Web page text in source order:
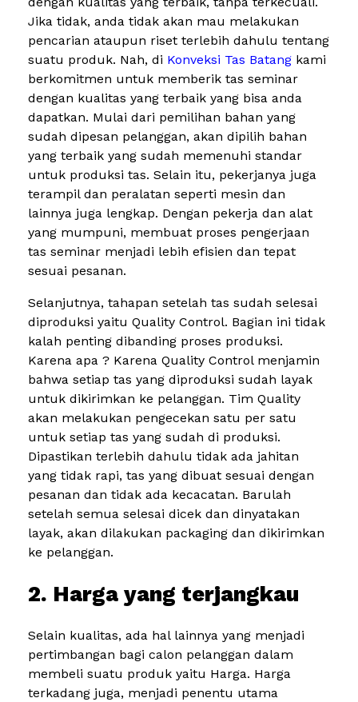
Jika tidak, anda tidak akan mau melakukan
pencarian ataupun riset terlebih dahulu tentang
suatu produk. Nah, di Konveksi Tas Batang kami
berkomitmen untuk memberik tas seminar
dengan kualitas yang terbaik yang bisa anda
dapatkan. Mulai dari pemilihan bahan yang
sudah dipesan pelanggan, akan dipilih bahan
yang terbaik yang sudah memenuhi standar
untuk produksi tas. Selain itu, pekerjanya juga
terampil dan peralatan seperti mesin dan
lainnya juga lengkap. Dengan pekerja dan alat
yang mumpuni, membuat proses pengerjaan
tas seminar menjadi lebih efisien dan tepat
sesuai pesanan.
Selanjutnya, tahapan setelah tas sudah selesai
diproduksi yaitu Quality Control. Bagian ini tidak
kalah penting dibanding proses produksi.
Karena apa ? Karena Quality Control menjamin
bahwa setiap tas yang diproduksi sudah layak
untuk dikirimkan ke pelanggan. Tim Quality
akan melakukan pengecekan satu per satu
untuk setiap tas yang sudah di produksi.
Dipastikan terlebih dahulu tidak ada jahitan
yang tidak rapi, tas yang dibuat sesuai dengan
pesanan dan tidak ada kecacatan. Barulah
setelah semua selesai dicek dan dinyatakan
layak, akan dilakukan packaging dan dikirimkan
ke pelanggan.
2. Harga yang terjangkau
Selain kualitas, ada hal lainnya yang menjadi
pertimbangan bagi calon pelanggan dalam
membeli suatu produk yaitu Harga. Harga
terkadang juga, menjadi penentu utama